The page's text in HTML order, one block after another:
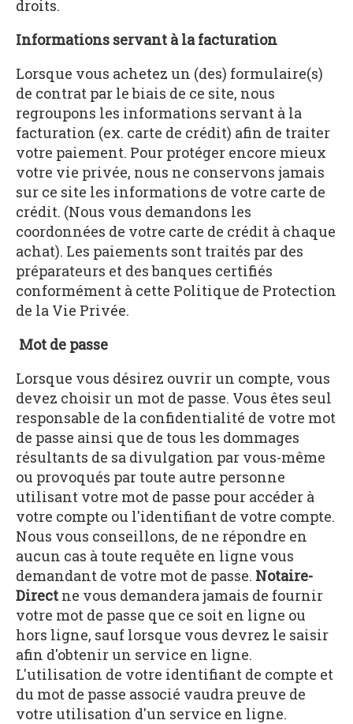
droits.
Informations servant à la facturation
Lorsque vous achetez un (des) formulaire(s)
de contrat par le biais de ce site, nous
regroupons les informations servant à la
facturation (ex. carte de crédit) afin de traiter
votre paiement. Pour protéger encore mieux
votre vie privée, nous ne conservons jamais
sur ce site les informations de votre carte de
crédit. (Nous vous demandons les
coordonnées de votre carte de crédit à chaque
achat). Les paiements sont traités par des
préparateurs et des banques certifiés
conformément à cette Politique de Protection
de la Vie Privée.
Mot de passe
Lorsque vous désirez ouvrir un compte, vous
devez choisir un mot de passe. Vous êtes seul
responsable de la confidentialité de votre mot
de passe ainsi que de tous les dommages
résultants de sa divulgation par vous-même
ou provoqués par toute autre personne
utilisant votre mot de passe pour accéder à
votre compte ou l'identifiant de votre compte.
Nous vous conseillons, de ne répondre en
aucun cas à toute requête en ligne vous
demandant de votre mot de passe. Notaire-
Directne vous demandera jamais de fournir
votre mot de passe que ce soit en ligne ou
hors ligne, sauf lorsque vous devrez le saisir
afin d'obtenir un service en ligne.
L'utilisation de votre identifiant de compte et
du mot de passe associé vaudra preuve de
votre utilisation d'un service en ligne.